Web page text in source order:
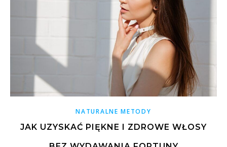
NATURALNE METODY
JAK UZYSKAĆ PIĘKNE I ZDROWE WŁOSY